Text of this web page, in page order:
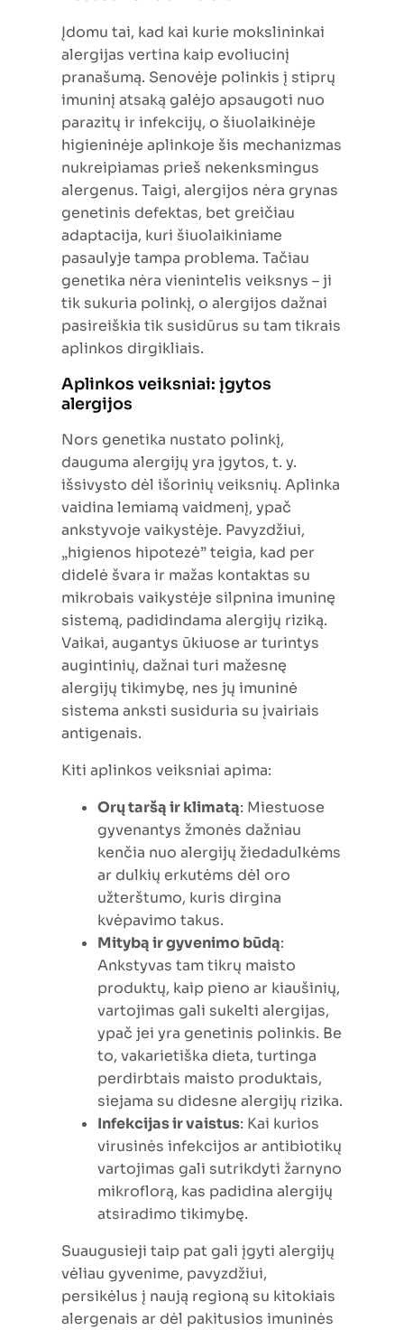
Įdomu tai, kad kai kurie mokslininkai
alergijas vertina kaip evoliucinį
pranašumą. Senovėje polinkis į stiprų
imuninį atsaką galėjo apsaugoti nuo
parazitų ir infekcijų, o šiuolaikinėje
higieninėje aplinkoje šis mechanizmas
nukreipiamas prieš nekenksmingus
alergenus. Taigi, alergijos nėra grynas
genetinis defektas, bet greičiau
adaptacija, kuri šiuolaikiniame
pasaulyje tampa problema. Tačiau
genetika nėra vienintelis veiksnys – ji
tik sukuria polinkį, o alergijos dažnai
pasireiškia tik susidūrus su tam tikrais
aplinkos dirgikliais.
Aplinkos veiksniai: įgytos
alergijos
Nors genetika nustato polinkį,
dauguma alergijų yra įgytos, t. y.
išsivysto dėl išorinių veiksnių. Aplinka
vaidina lemiamą vaidmenį, ypač
ankstyvoje vaikystėje. Pavyzdžiui,
„higienos hipotezė” teigia, kad per
didelė švara ir mažas kontaktas su
mikrobais vaikystėje silpnina imuninę
sistemą, padidindama alergijų riziką.
Vaikai, augantys ūkiuose ar turintys
augintinių, dažnai turi mažesnę
alergijų tikimybę, nes jų imuninė
sistema anksti susiduria su įvairiais
antigenais.
Kiti aplinkos veiksniai apima:
Orų taršą ir klimatą: Miestuose
gyvenantys žmonės dažniau
kenčia nuo alergijų žiedadulkėms
ar dulkių erkutėms dėl oro
užterštumo, kuris dirgina
kvėpavimo takus.
Mitybą ir gyvenimo būdą:
Ankstyvas tam tikrų maisto
produktų, kaip pieno ar kiaušinių,
vartojimas gali sukelti alergijas,
ypač jei yra genetinis polinkis. Be
to, vakarietiška dieta, turtinga
perdirbtais maisto produktais,
siejama su didesne alergijų rizika.
Infekcijas ir vaistus: Kai kurios
virusinės infekcijos ar antibiotikų
vartojimas gali sutrikdyti žarnyno
mikroflorą, kas padidina alergijų
atsiradimo tikimybę.
Suaugusieji taip pat gali įgyti alergijų
vėliau gyvenime, pavyzdžiui,
persikėlus į naują regioną su kitokiais
alergenais ar dėl pakitusios imuninės